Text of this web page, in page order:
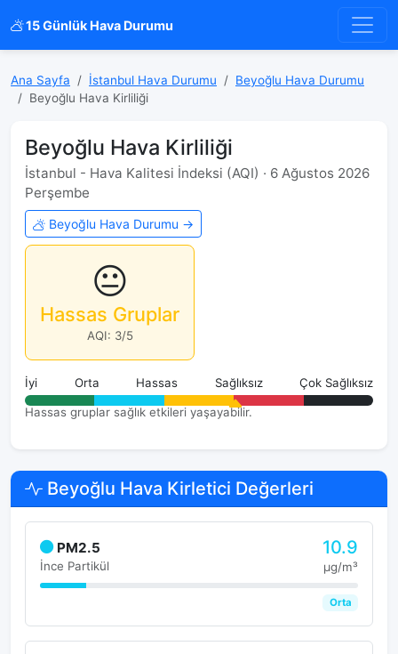
15 Günlük Hava Durumu
Ana Sayfa İstanbul Hava Durumu
Beyoğlu Hava Durumu
Beyoğlu Hava Kirliliği
Beyoğlu Hava Kirliliği
İstanbul - Hava Kalitesi İndeksi (AQI) · 6 Ağustos 2026
Perşembe
Beyoğlu Hava Durumu →
😐
Hassas Gruplar
AQI: 3/5
İyi Orta Hassas Sağlıksız Çok Sağlıksız
Hassas gruplar sağlık etkileri yaşayabilir.
Beyoğlu Hava Kirletici Değerleri
PM2.5
İnce Partikül
10.9
μg/m³
Orta